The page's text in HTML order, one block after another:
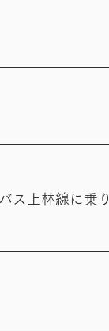
ス上林線に乗り